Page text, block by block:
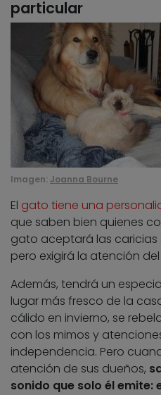
particular
Imagen: Joanna Bourne
El gato tiene una
que saben bien quienes
gato aceptará las
pero exigirá la atención
Además, tendrá un
lugar más fresco de la
cálido en invierno, se
con los mimos y
independencia. Pero
atención de sus dueños,
sonido que solo él emite: